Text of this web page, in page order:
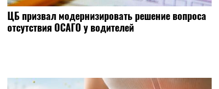
ЦБ призвал модернизировать решение вопроса
отсутствия ОСАГО у водителей